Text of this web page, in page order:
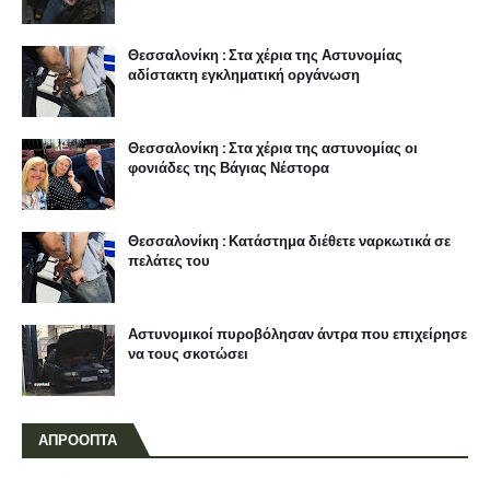
Θεσσαλονίκη : Στα χέρια της Αστυνομίας
αδίστακτη εγκληματική οργάνωση
Θεσσαλονίκη : Στα χέρια της αστυνομίας οι
φονιάδες της Βάγιας Νέστορα
Θεσσαλονίκη : Κατάστημα διέθετε ναρκωτικά σε
πελάτες του
Αστυνομικοί πυροβόλησαν άντρα που επιχείρησε
να τους σκοτώσει
ΑΠΡΟΟΠΤΑ